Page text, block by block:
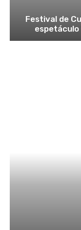
Festival de
espetáculo